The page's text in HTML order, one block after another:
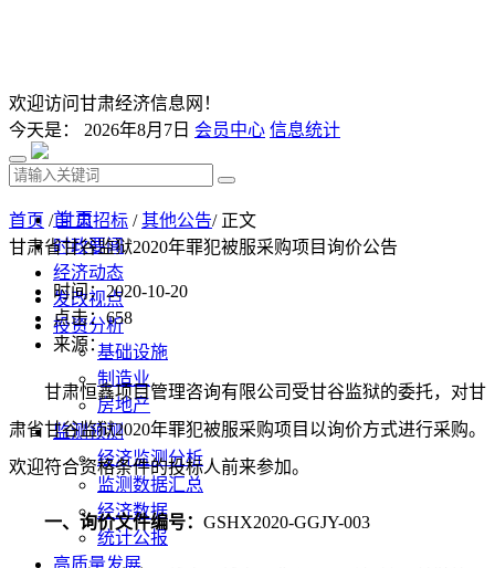
欢迎访问甘肃经济信息网！
今天是： 2026年8月7日 会员中心 信息统计
首 页
时政要闻
经济动态
发改视点
投资分析
基础设施
制造业
房地产
监测预测
经济监测分析
监测数据汇总
经济数据
统计公报
高质量发展
首页 /甘肃招标 /其他公告/ 正文
甘肃省甘谷监狱2020年罪犯被服采购项目询价公告
时间：2020-10-20
点击：658
来源：
甘肃恒鑫项目管理咨询有限公司受甘谷监狱的委托，对甘
肃省甘谷监狱2020年罪犯被服采购项目以询价方式进行采购。
欢迎符合资格条件的投标人前来参加。
一、询价文件编号：GSHX2020-GGJY-003